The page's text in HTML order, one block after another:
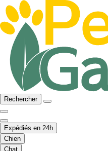
Rechercher
Expédiés en 24h
Chien
Chat